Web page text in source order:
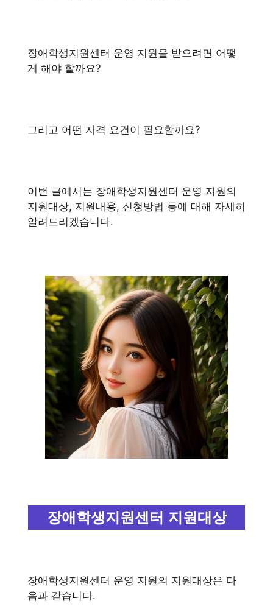
장애학생지원센터 운영 지원을 받으려면 어떻
게 해야 할까요?
그리고 어떤 자격 요건이 필요할까요?
이번 글에서는 장애학생지원센터 운영 지원의
지원대상, 지원내용, 신청방법 등에 대해 자세히
알려드리겠습니다.
장애학생지원센터 지원대상
장애학생지원센터 운영 지원의 지원대상은 다
음과 같습니다.